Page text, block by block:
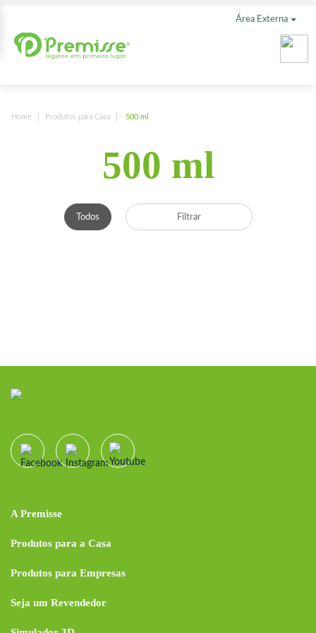
Área Externa
Home Produtos para Casa 500 ml
500 ml
Todos Filtrar
A Premisse
Produtos para a Casa
Produtos para Empresas
Seja um Revendedor